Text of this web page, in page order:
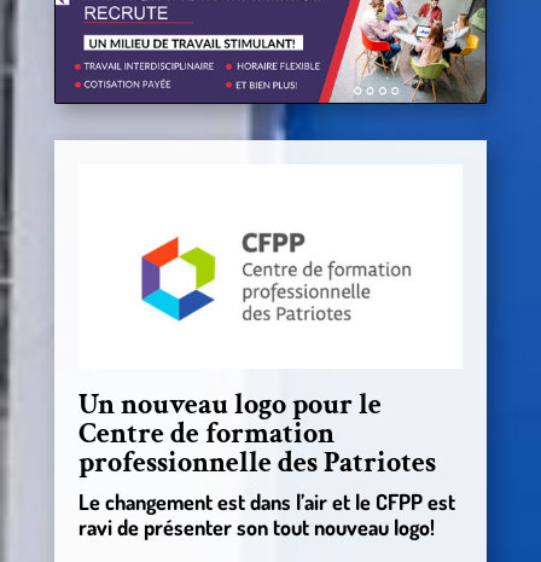
Un nouveau logo pour le
Centre de formation
professionnelle des Patriotes
Le changement est dans l’air et le CFPP est
ravi de présenter son tout nouveau logo!